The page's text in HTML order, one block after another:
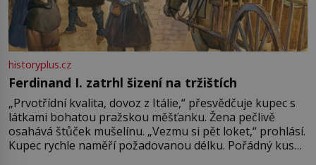
historyplus.cz
Ferdinand I. zatrhl šizení na tržištích
„Prvotřídní kvalita, dovoz z Itálie,“ přesvědčuje kupec s
látkami bohatou pražskou měšťanku. Žena pečlivě
osahává štůček mušelínu. „Vezmu si pět loket,“ prohlásí.
Kupec rychle naměří požadovanou délku. Pořádný kus